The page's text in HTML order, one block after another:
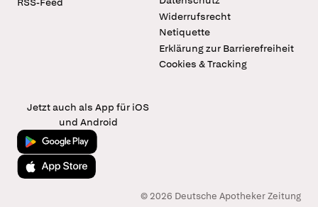
Widerrufsrecht
Netiquette
Erklärung zur Barrierefreiheit
Cookies & Tracking
Jetzt auch als App für iOS
und Android
Jetzt bei Google Play
Laden im App Store
© 2026 Deutsche Apotheker Zeitung